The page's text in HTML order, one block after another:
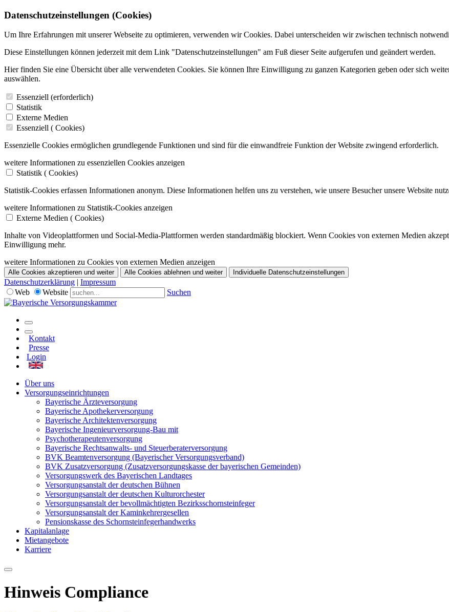
Datenschutzeinstellungen (Cookies)
Um Ihre Erfahrungen mit unserer Webseite zu optimieren, verwenden wir Cookies. Dabei unterscheiden wir zwischen technisch
Diese Einstellungen können jederzeit mit dem Link "Datenschutzeinstellungen" am Fuß dieser Seite aufgerufen und geändert werden.
Hier finden Sie eine Übersicht über alle verwendeten Cookies. Sie können Ihre Einwilligung zu ganzen Kategorien geben oder sich
auswählen.
Essenziell (erforderlich)
Statistik
Externe Medien
Essenziell ( Cookies)
Essenzielle Cookies ermöglichen grundlegende Funktionen und sind für die einwandfreie Funktion der Website zwingend erforderlich.
weitere Informationen zu essenziellen Cookies anzeigen
Statistik ( Cookies)
Statistik-Cookies erfassen Informationen anonym. Diese Informationen helfen uns zu verstehen, wie unsere Besucher unsere Website
weitere Informationen zu Statistik-Cookies anzeigen
Externe Medien ( Cookies)
Inhalte von Videoplattformen und Social-Media-Plattformen werden standardmäßig blockiert. Wenn Cookies von externen Medien
Einwilligung mehr.
weitere Informationen zu Cookies von externen Medien anzeigen
Alle Cookies akzeptieren und weiter Alle Cookies ablehnen und weiter Individuelle Datenschutzeinstellungen
Datenschutzerklärung | Impressum
Web
Website Suchen
Kontakt
Presse
Login
Über uns
Versorgungseinrichtungen
Bayerische Ärzteversorgung
Bayerische Apothekerversorgung
Bayerische Architektenversorgung
Bayerische Ingenieurversorgung-Bau mit
Psychotherapeutenversorgung
Bayerische Rechtsanwalts- und Steuerberaterversorgung
BVK Beamtenversorgung (Bayerischer Versorgungsverband)
BVK Zusatzversorgung (Zusatzversorgungskasse der bayerischen Gemeinden)
Versorgungswerk des Bayerischen Landtages
Versorgungsanstalt der deutschen Bühnen
Versorgungsanstalt der deutschen Kulturorchester
Versorgungsanstalt der bevollmächtigten Bezirksschornsteinfeger
Versorgungsanstalt der Kaminkehrergesellen
Pensionskasse des Schornsteinfegerhandwerks
Kapitalanlage
Mietangebote
Karriere
Hinweis Compliance